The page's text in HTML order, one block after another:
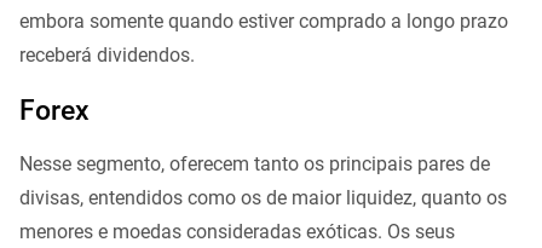
embora somente quando estiver comprado a longo prazo
receberá dividendos.
Forex
Nesse segmento, oferecem tanto os principais pares de
divisas, entendidos como os de maior liquidez, quanto os
menores e moedas consideradas exóticas. Os seus